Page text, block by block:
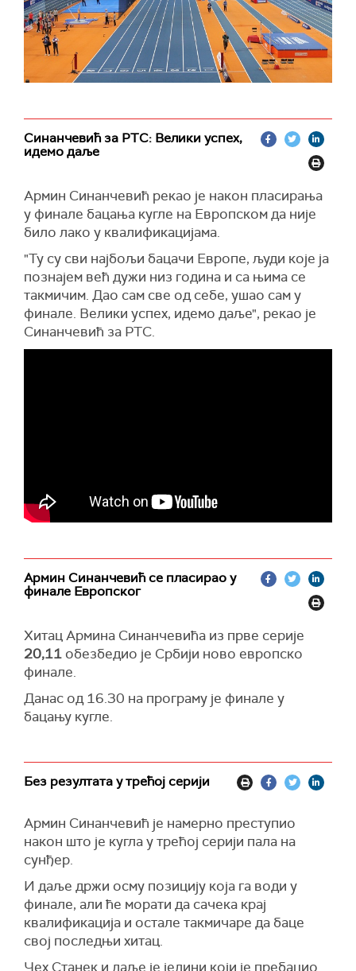
Синанчевић за РТС: Велики успех,
идемо даље
Армин Синанчевић рекао је након пласирања
у финале бацања кугле на Европском да није
било лако у квалификацијама.
"Ту су сви најбољи бацачи Европе, људи које ја
познајем већ дужи низ година и са њима се
такмичим. Дао сам све од себе, ушао сам у
финале. Велики успех, идемо даље", рекао је
Синанчевић за РТС.
Армин Синанчевић се пласирао у
финале Европског
Хитац Армина Синанчевића из прве серије
20,11 обезбедио је Србији ново европско
финале.
Данас од 16.30 на програму је финале у
бацању кугле.
Без резултата у трећој серији
Армин Синанчевић је намерно преступио
након што је кугла у трећој серији пала на
сунђер.
И даље држи осму позицију која га води у
финале, али ће морати да сачека крај
квалификација и остале такмичаре да баце
свој последњи хитац.
Чех Станек и даље је једини који је пребацио